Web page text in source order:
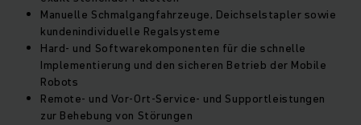
Manuelle Schmalgangfahrzeuge, Deichselstapler sowie
kundenindividuelle Regalsysteme
Hard- und Softwarekomponenten für die schnelle
Implementierung und den sicheren Betrieb der Mobile
Robots
Remote- und Vor-Ort-Service- und Supportleistungen
zur Behebung von Störungen